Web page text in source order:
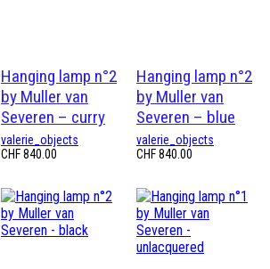
Hanging lamp n°2
by Muller van
Severen – curry
valerie_objects
CHF840.00
Hanging lamp n°2
by Muller van
Severen – blue
valerie_objects
CHF840.00